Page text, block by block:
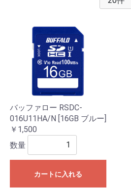
バッファロー RSDC-
016U11HA/N [16GB ブルー]
￥1,500
数量
カートに入れる